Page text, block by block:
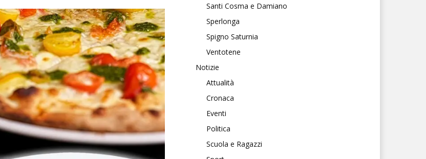
Santi Cosma e Damiano
Sperlonga
Spigno Saturnia
Ventotene
Notizie
Attualità
Cronaca
Eventi
Politica
Scuola e Ragazzi